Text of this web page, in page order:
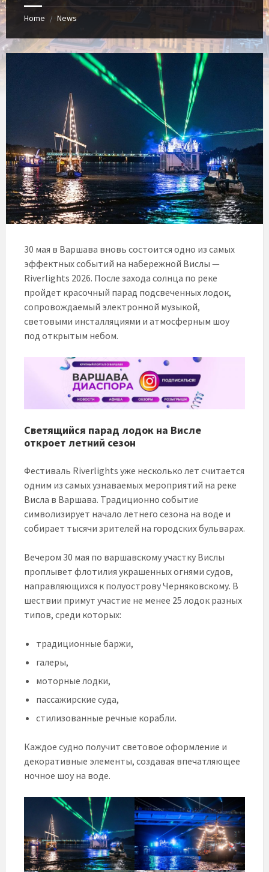
Home / News
30 мая в Варшава вновь состоится одно из самых
эффектных событий на набережной Вислы —
Riverlights 2026. После захода солнца по реке
пройдет красочный парад подсвеченных лодок,
сопровождаемый электронной музыкой,
световыми инсталляциями и атмосферным шоу
под открытым небом.
Светящийся парад лодок на Висле
откроет летний сезон
Фестиваль Riverlights уже несколько лет считается
одним из самых узнаваемых мероприятий на реке
Висла в Варшава. Традиционно событие
символизирует начало летнего сезона на воде и
собирает тысячи зрителей на городских бульварах.
Вечером 30 мая по варшавскому участку Вислы
проплывет флотилия украшенных огнями судов,
направляющихся к полуострову Черняковскому. В
шествии примут участие не менее 25 лодок разных
типов, среди которых:
традиционные баржи,
галеры,
моторные лодки,
пассажирские суда,
стилизованные речные корабли.
Каждое судно получит световое оформление и
декоративные элементы, создавая впечатляющее
ночное шоу на воде.